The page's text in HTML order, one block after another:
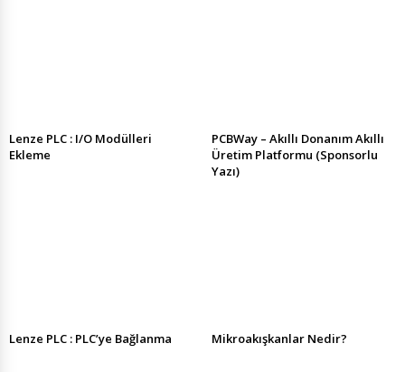
Lenze PLC : I/O Modülleri
Ekleme
PCBWay – Akıllı Donanım Akıllı
Üretim Platformu (Sponsorlu
Yazı)
Lenze PLC : PLC’ye Bağlanma Mikroakışkanlar Nedir?